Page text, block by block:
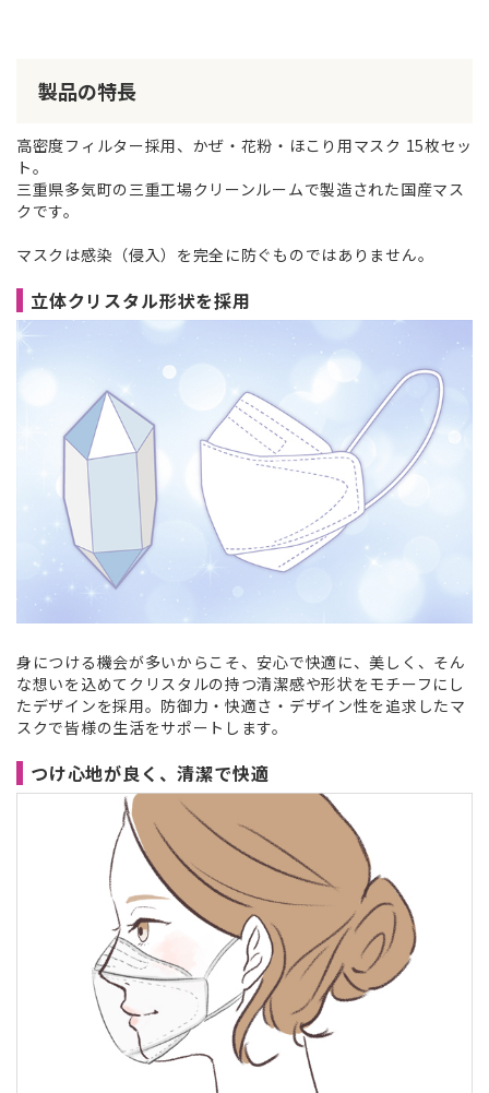
製品の特長
高密度フィルター採用、かぜ・花粉・ほこり用マスク 15枚セッ
ト。
三重県多気町の三重工場クリーンルームで製造された国産マス
クです。
マスクは感染（侵入）を完全に防ぐものではありません。
立体クリスタル形状を採用
身につける機会が多いからこそ、安心で快適に、美しく、そん
な想いを込めてクリスタルの持つ清潔感や形状をモチーフにし
たデザインを採用。防御力・快適さ・デザイン性を追求したマ
スクで皆様の生活をサポートします。
つけ心地が良く、清潔で快適